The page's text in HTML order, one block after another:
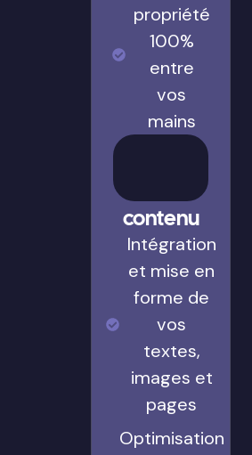
Accès et
propriété
100%
entre
vos
Gestion
du
contenu
Intégration
et mise en
forme de
vos
textes,